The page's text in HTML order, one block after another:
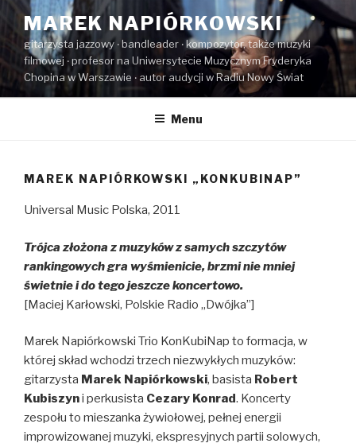
Przeskocz
treści
MAREK NAPIÓRKOWSKI
gitarzysta jazzowy ‧ bandleader ‧ kompozytor, także muzyki
filmowej ‧ profesor na Uniwersytecie Muzycznym Fryderyka
Chopina w Warszawie ‧ autor audycji w Radiu Nowy Świat
Menu
MAREK NAPIÓRKOWSKI „KONKUBINAP”
Universal Music Polska, 2011
Trójca złożona z muzyków z samych szczytów
rankingowych gra wyśmienicie, brzmi nie mniej
świetnie i do tego jeszcze koncertowo.
[Maciej Karłowski, Polskie Radio „Dwójka”]
Marek Napiórkowski Trio KonKubiNap to formacja, w
której skład wchodzi trzech niezwykłych muzyków:
gitarzysta Marek Napiórkowski, basista Robert
Kubiszyni perkusista Cezary Konrad. Koncerty
zespołu to mieszanka żywiołowej, pełnej energii
improwizowanej muzyki, ekspresyjnych partii solowych,